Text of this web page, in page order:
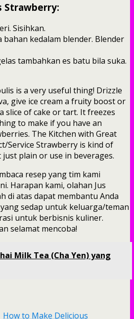
Strawberry:
Sisihkan.
bahan kedalam blender. Blender
tambahkan es batu bila suka.
is a very useful thing! Drizzle
give ice cream a fruity boost or
slice of cake or tart. It freezes
to make if you have an
The Kitchen with Great
Service Strawberry is kind of
plain or use in beverages.
resep yang tim kami
Harapan kami, olahan Jus
di atas dapat membantu Anda
sedap untuk keluarga/teman
untuk berbisnis kuliner.
selamat mencoba!
Milk Tea (Cha Yen) yang
How to Make Delicious